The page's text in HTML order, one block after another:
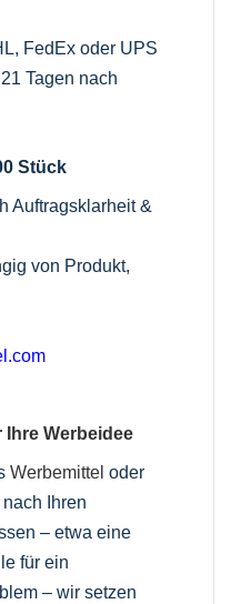
FedEx oder UPS
Tagen nach
Stück
Auftragsklarheit &
von Produkt,
Werbeidee
Werbemittel oder
Ihren
– etwa eine
für ein
– wir setzen